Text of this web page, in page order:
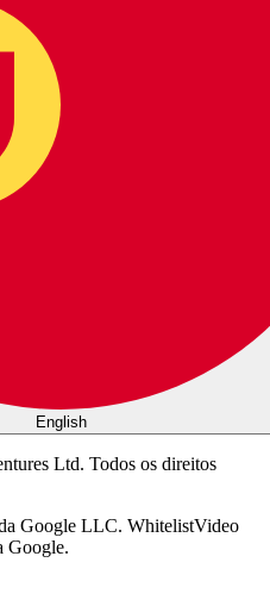
English
Ltd. Todos os direitos
Google LLC. WhitelistVideo
Google.